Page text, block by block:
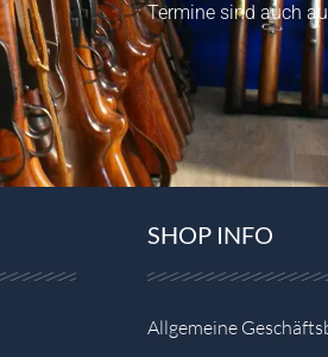
Termine sind auch
SHOP INFO
Allgemeine